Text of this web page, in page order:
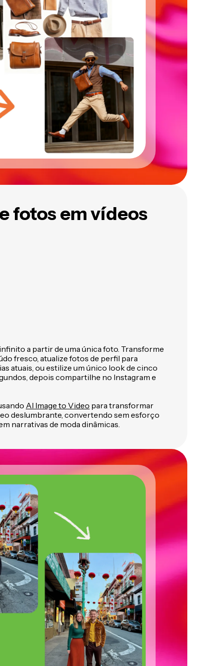
fotos em vídeos
a partir de uma única foto. Transforme
fresco, atualize fotos de perfil para
atuais, ou estilize um único look de cinco
depois compartilhe no Instagram e
AI Image to Video para transformar
deslumbrante, convertendo sem esforço
narrativas de moda dinâmicas.